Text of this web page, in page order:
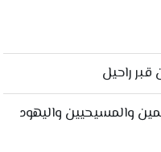
راحيل
والمسيحيين واليهود